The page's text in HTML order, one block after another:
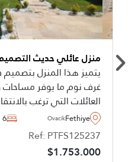
منزل عائلي حديث
يتميز هذا المنزل
غرف نوم ما يوفر مساحات
العائلات التي ترغب
فتحية، كما يضم هذا
ومسبح خاص.
Fethiye
Ovacik
6
Ref: PTFS125237
$1.753.000